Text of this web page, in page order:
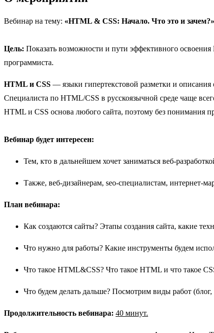
Вебинар на тему: «HTML & CSS: Начало. Что это и зачем?»
Цель: Показать возможности и пути эффективного
программиста.
HTML и CSS — языки гипертекстовой разметки и описания
Специалиста по HTML/CSS в русскоязычной среде чаще
HTML и CSS основа любого сайта, поэтому без понимания
Вебинар будет интересен:
Тем, кто в дальнейшем хочет заниматься веб-
Также, веб-дизайнерам, seo-специалистам, интернет-
План вебинара:
Как создаются сайты? Этапы создания сайта, какие
Что нужно для работы? Какие инструменты будем
Что такое HTML&CSS? Что такое HTML и что такое
Что будем делать дальше? Посмотрим виды работ
Продолжительность вебинара: 40 минут.